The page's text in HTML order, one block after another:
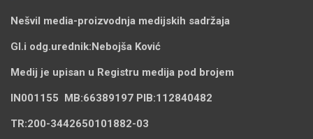
Nešvil media-proizvodnja medijskih sadržaja
Gl.i odg.urednik:Nebojša Ković
Medij je upisan u Registru medija pod brojem
IN001155 MB:66389197 PIB:112840482
TR:200-3442650101882-03